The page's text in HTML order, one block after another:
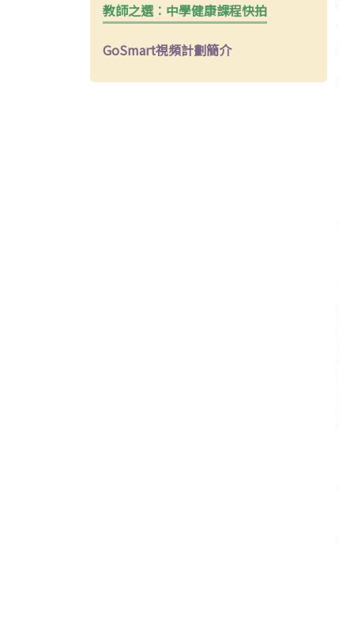
教師之選︰中學健康課程快拍
GoSmart視頻計劃簡介